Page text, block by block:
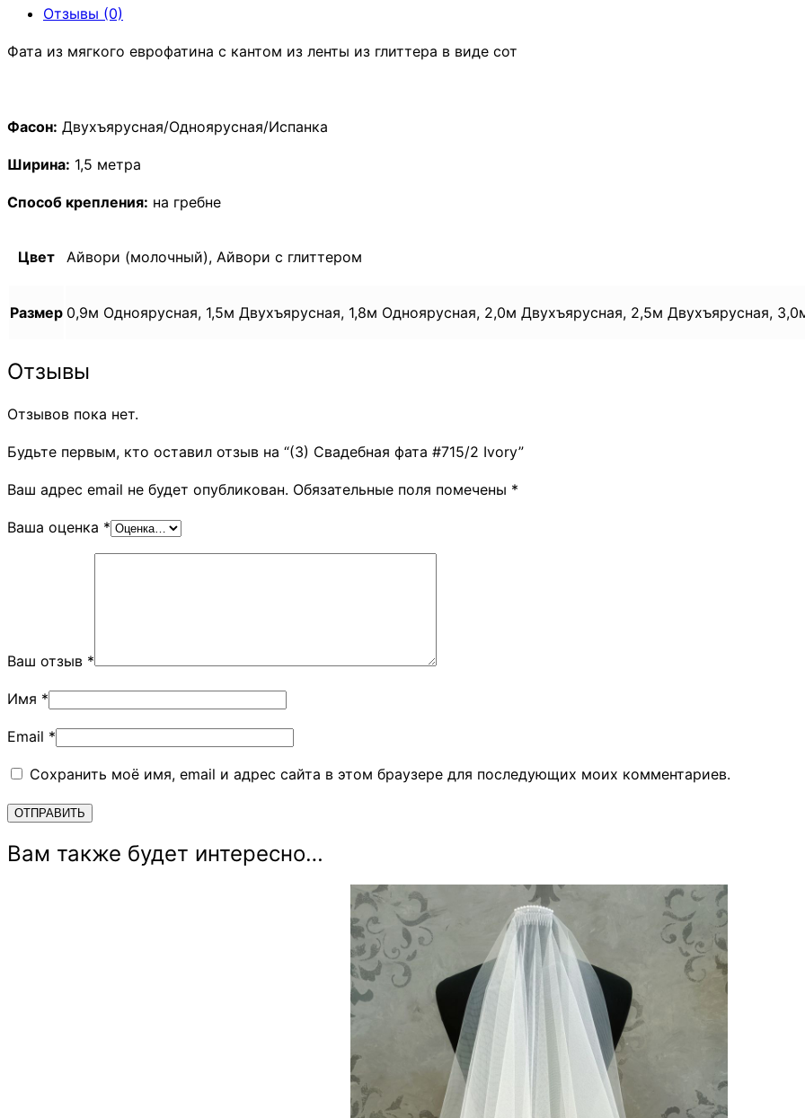
Отзывы (0)
Фата из мягкого еврофатина с кантом из ленты из глиттера в виде сот
Фасон: Двухъярусная/Одноярусная/Испанка
Ширина: 1,5 метра
Способ крепления: на гребне
Цвет Айвори (молочный), Айвори с глиттером
Размер 0,9м Одноярусная, 1,5м Двухъярусная, 1,8м Одноярусная, 2,0м Двухъярусная, 2,5м Двухъярусная,
Отзывы
Отзывов пока нет.
Будьте первым, кто оставил отзыв на “(3) Свадебная фата #715/2 Ivory”
Ваш адрес email не будет опубликован. Обязательные поля помечены *
Ваша оценка *
Ваш отзыв *
Имя *
Email *
Сохранить моё имя, email и адрес сайта в этом браузере для последующих моих комментариев.
Вам также будет интересно…